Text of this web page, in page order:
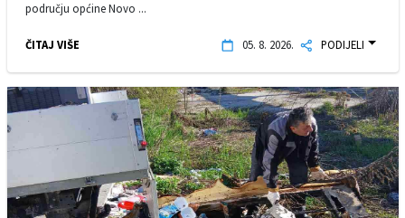
području općine Novo ...
ČITAJ VIŠE 05. 8. 2026. PODIJELI